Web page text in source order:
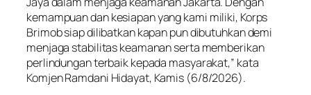
kemampuan dan kesiapan yang kami miliki, Korps
Brimob siap dilibatkan kapan pun dibutuhkan demi
menjaga stabilitas keamanan serta memberikan
perlindungan terbaik kepada masyarakat,” kata
Komjen Ramdani Hidayat, Kamis (6/8/2026).